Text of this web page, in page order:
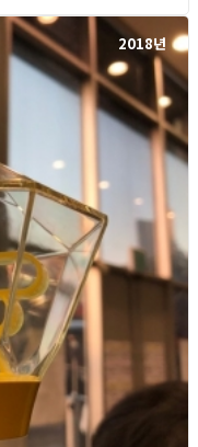
2018년